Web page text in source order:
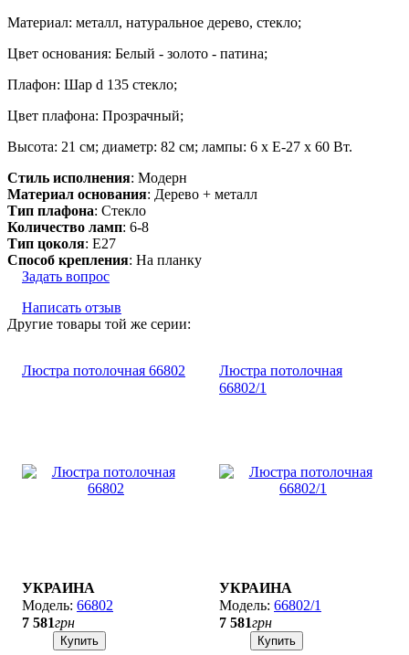
Материал: металл, натуральное дерево, стекло;
Цвет основания: Белый - золото - патина;
Плафон: Шар d 135 стекло;
Цвет плафона: Прозрачный;
Высота: 21 см; диаметр: 82 см; лампы: 6 х Е-27 х 60 Вт.
Стиль исполнения: Модерн
Материал основания: Дерево + металл
Тип плафона: Стекло
Количество ламп: 6-8
Тип цоколя: E27
Способ крепления: На планку
Задать вопрос
Написать отзыв
Другие товары той же серии:
Люстра потолочная 66802
УКРАИНА
66802
7 581грн
Купить
Люстра потолочная
66802/1
УКРАИНА
66802/1
7 581грн
Купить